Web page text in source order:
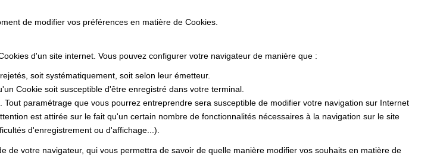
de modifier vos préférences en matière de Cookies.
d'un site internet. Vous pouvez configurer votre navigateur de manière que :
soit systématiquement, soit selon leur émetteur.
Cookie soit susceptible d'être enregistré dans votre terminal.
paramétrage que vous pourrez entreprendre sera susceptible de modifier votre navigation sur Internet
est attirée sur le fait qu'un certain nombre de fonctionnalités nécessaires à la navigation sur le site
d'enregistrement ou d'affichage...).
votre navigateur, qui vous permettra de savoir de quelle manière modifier vos souhaits en matière de